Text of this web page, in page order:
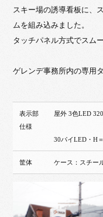
スキー場の誘導看板に、
ムを組み込みました。
タッチパネル方式でスム
ゲレンデ事務所内の専用
表示部
仕様
屋外 3色
30パイLED・H
筐体 ケース：スチー